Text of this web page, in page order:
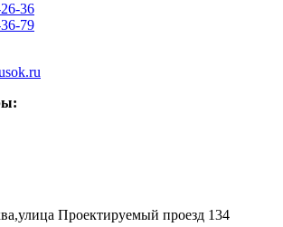
36
79
Проектируемый проезд 134